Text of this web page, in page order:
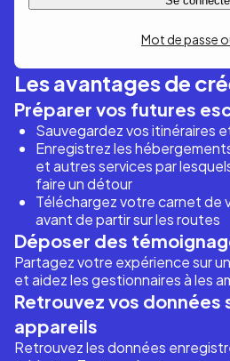
Mot de passe
Les avantages de
Préparer vos futures
Sauvegardez vos itinéraires
Enregistrez les
et autres services par
faire un détour
Téléchargez votre carnet de
avant de partir sur les routes
Déposer des
Partagez votre expérience sur
et aidez les gestionnaires à les
Retrouvez vos données
appareils
Retrouvez les données